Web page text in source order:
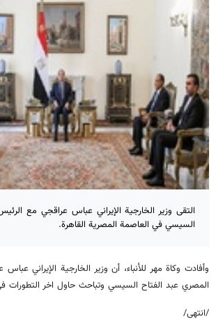
التقى وزير الخارجية الإيراني عباس عراقجي مع
السيسي في العاصمة المصرية القاهرة.
وأفادت وكاة مهر للأنباء، أن وزير الخارجية الإيراني
المصري عبد الفتاح السيسي وتباحث حاول اخر التطورات
/انتهى/